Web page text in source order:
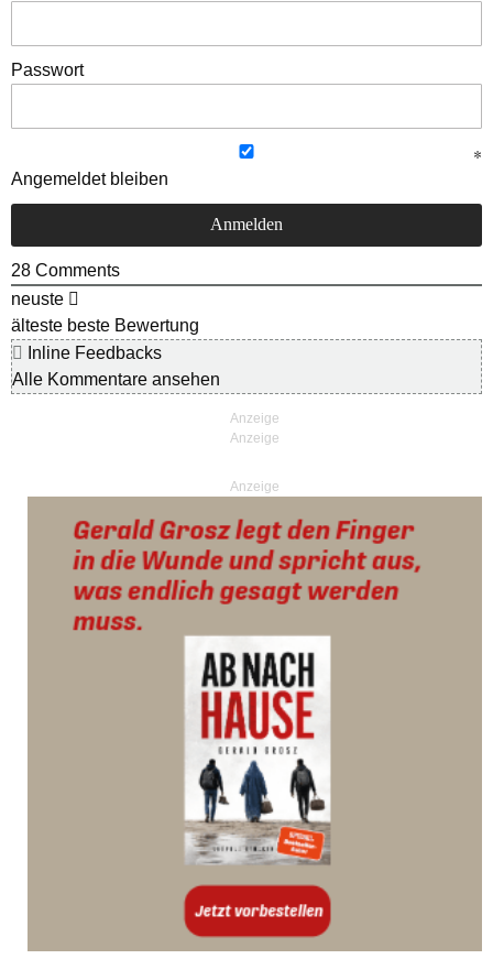
Passwort
Angemeldet bleiben
28 Comments
neuste
älteste beste Bewertung
Inline Feedbacks
Alle Kommentare ansehen
Anzeige